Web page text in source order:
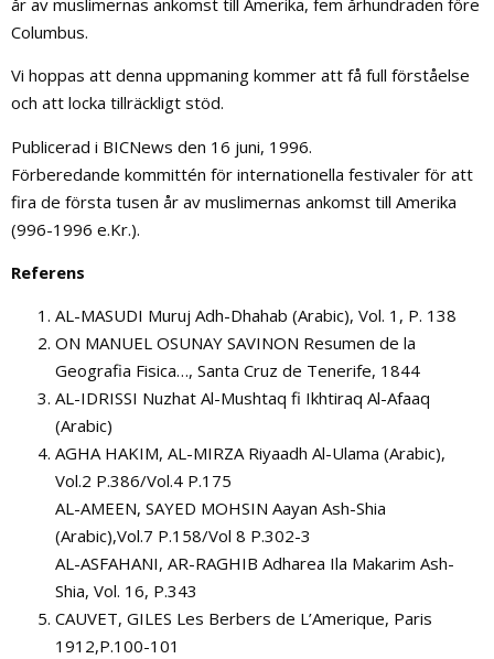
Columbus.
Vi hoppas att denna uppmaning kommer att få full förståelse
och att locka tillräckligt stöd.
Publicerad i BICNews den 16 juni, 1996.
Förberedande kommittén för internationella festivaler för att
fira de första tusen år av muslimernas ankomst till Amerika
(996-1996 e.Kr.).
Referens
AL-MASUDI Muruj Adh-Dhahab (Arabic), Vol. 1, P. 138
ON MANUEL OSUNAY SAVINON Resumen de la
Geografia Fisica…, Santa Cruz de Tenerife, 1844
AL-IDRISSI Nuzhat Al-Mushtaq fi Ikhtiraq Al-Afaaq
(Arabic)
AGHA HAKIM, AL-MIRZA Riyaadh Al-Ulama (Arabic),
Vol.2 P.386/Vol.4 P.175
AL-AMEEN, SAYED MOHSIN Aayan Ash-Shia
(Arabic),Vol.7 P.158/Vol 8 P.302-3
AL-ASFAHANI, AR-RAGHIB Adharea Ila Makarim Ash-
Shia, Vol. 16, P.343
CAUVET, GILES Les Berbers de L’Amerique, Paris
1912,P.100-101